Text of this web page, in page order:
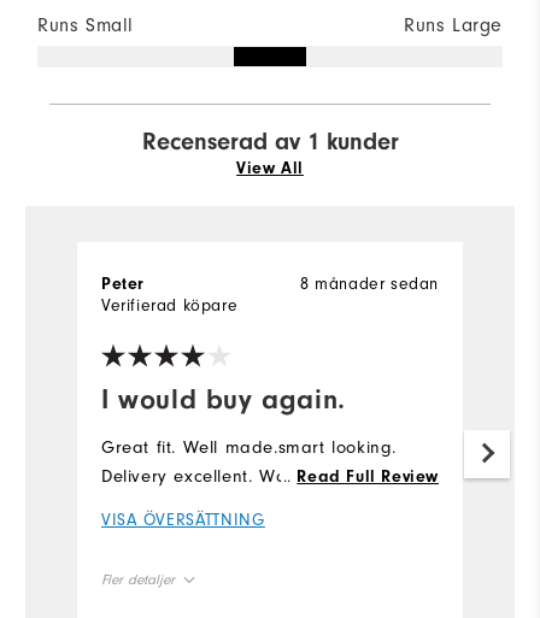
Runs Small Runs Large
Recenserad av 1 kunder
View All
I would buy again.
8 månader sedan
Peter
Verifierad köpare
Great fit. Well made.smart looking.
Delivery excellent. Would buy again.
... Read Full Review
VISA ÖVERSÄTTNING
Fler detaljer